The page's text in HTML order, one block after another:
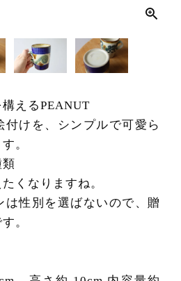
えるPEANUT
付けを、シンプルで可愛ら
。
くなりますね。
は性別を選ばないので、贈
。